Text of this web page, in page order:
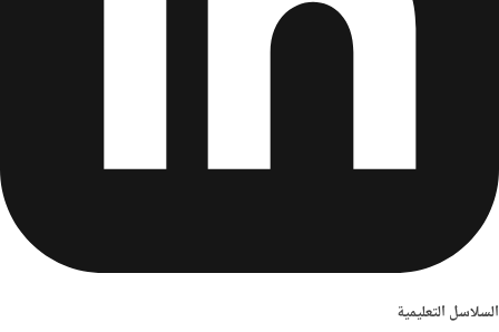
السلاسل التعليمية